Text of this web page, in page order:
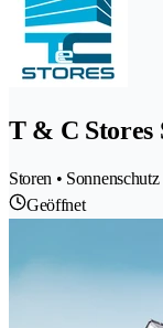
T & C Stores
Storen •
Geöffnet